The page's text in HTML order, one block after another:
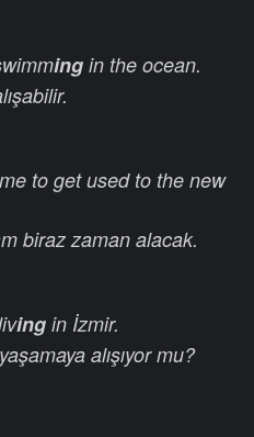
ing in the ocean.
to get used to the new
biraz zaman alacak.
ing in İzmir.
alışıyor mu?